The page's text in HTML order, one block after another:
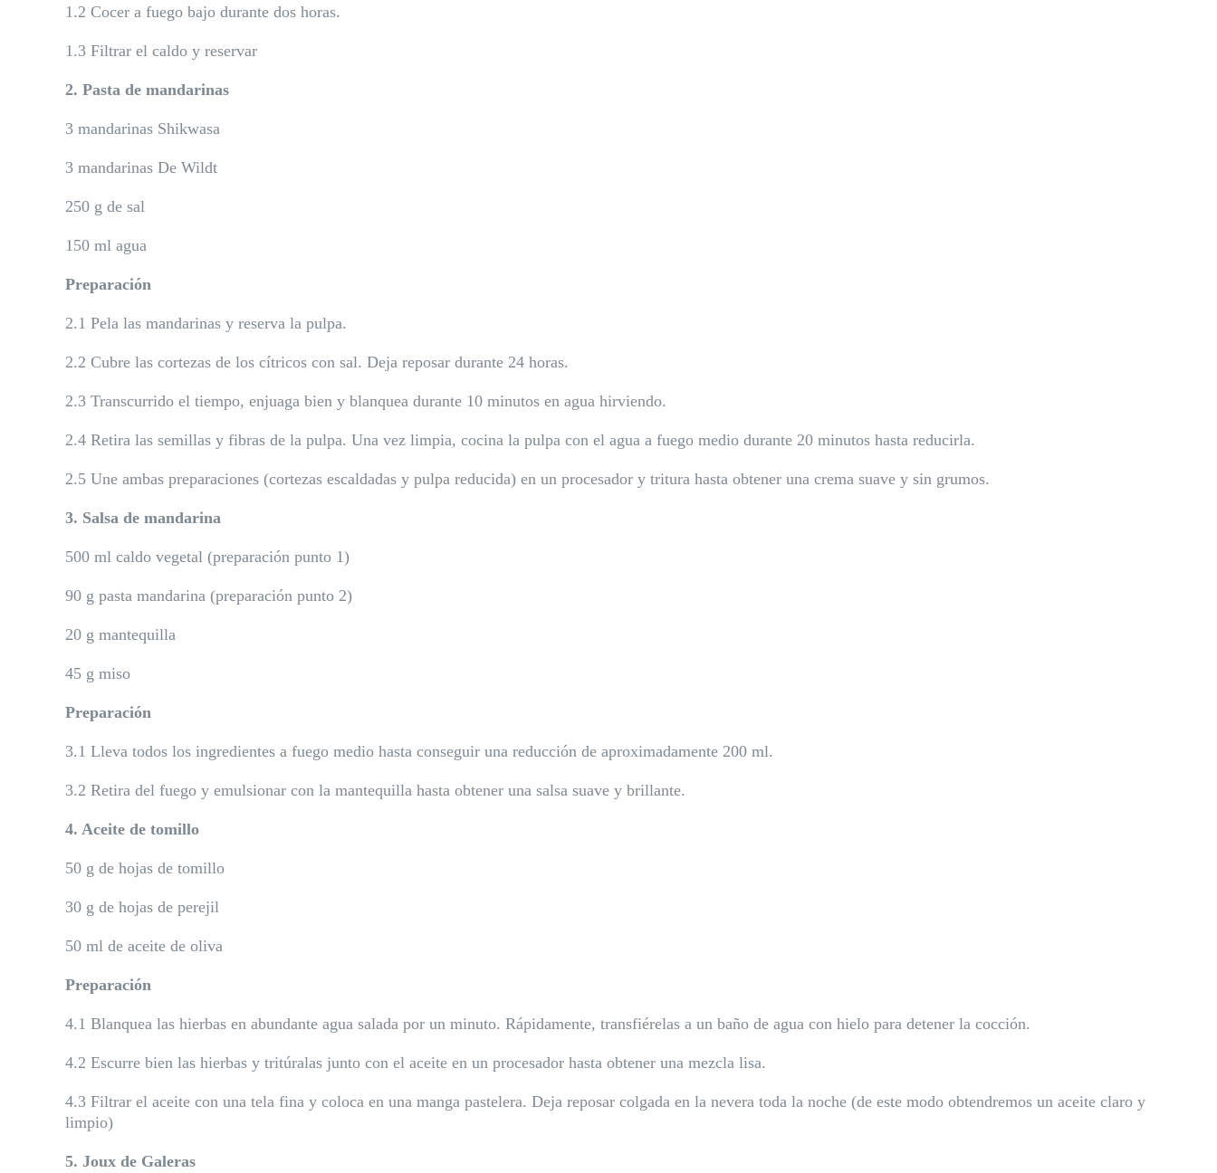
1.2 Cocer a fuego bajo durante dos horas.
1.3 Filtrar el caldo y reservar
2. Pasta de mandarinas
3 mandarinas Shikwasa
3 mandarinas De Wildt
250 g de sal
150 ml agua
Preparación
2.1 Pela las mandarinas y reserva la pulpa.
2.2 Cubre las cortezas de los cítricos con sal. Deja reposar durante 24 horas.
2.3 Transcurrido el tiempo, enjuaga bien y blanquea durante 10 minutos en agua hirviendo.
2.4 Retira las semillas y fibras de la pulpa. Una vez limpia, cocina la pulpa con el agua a fuego medio durante 20 minutos hasta reducirla.
2.5 Une ambas preparaciones (cortezas escaldadas y pulpa reducida) en un procesador y tritura hasta obtener una crema suave y sin grumos.
3. Salsa de mandarina
500 ml caldo vegetal (preparación punto 1)
90 g pasta mandarina (preparación punto 2)
20 g mantequilla
45 g miso
Preparación
3.1 Lleva todos los ingredientes a fuego medio hasta conseguir una reducción de aproximadamente 200 ml.
3.2 Retira del fuego y emulsionar con la mantequilla hasta obtener una salsa suave y brillante.
4. Aceite de tomillo
50 g de hojas de tomillo
30 g de hojas de perejil
50 ml de aceite de oliva
Preparación
4.1 Blanquea las hierbas en abundante agua salada por un minuto. Rápidamente, transfiérelas a un baño de agua con hielo para detener la cocción.
4.2 Escurre bien las hierbas y tritúralas junto con el aceite en un procesador hasta obtener una mezcla lisa.
4.3 Filtrar el aceite con una tela fina y coloca en una manga pastelera. Deja reposar colgada en la nevera toda la noche (de este modo obtendremos un aceite claro y
limpio)
5. Joux de Galeras